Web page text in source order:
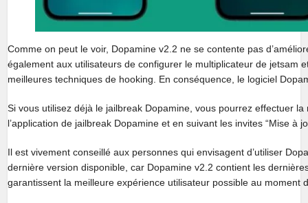
Comme on peut le voir, Dopamine v2.2 ne se contente pas
également aux utilisateurs de configurer le multiplicateur de jetsam
meilleures techniques de hooking. En conséquence, le logiciel
Si vous utilisez déjà le jailbreak Dopamine, vous pourrez effectuer
l’application de jailbreak Dopamine et en suivant les invites “Mise à
Il est vivement conseillé aux personnes qui envisagent d’utiliser
dernière version disponible, car Dopamine v2.2 contient les
garantissent la meilleure expérience utilisateur possible au moment